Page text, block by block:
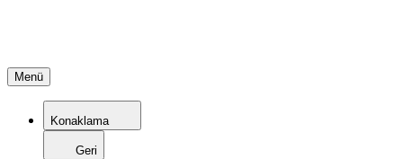
Menü
Konaklama
Geri